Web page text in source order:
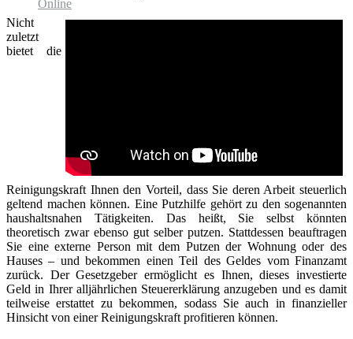
Nicht
zuletzt
bietet die
Reinigungskraft Ihnen den Vorteil, dass Sie deren Arbeit steuerlich
geltend machen können. Eine Putzhilfe gehört zu den sogenannten
haushaltsnahen Tätigkeiten. Das heißt, Sie selbst könnten
theoretisch zwar ebenso gut selber putzen. Stattdessen beauftragen
Sie eine externe Person mit dem Putzen der Wohnung oder des
Hauses – und bekommen einen Teil des Geldes vom Finanzamt
zurück. Der Gesetzgeber ermöglicht es Ihnen, dieses investierte
Geld in Ihrer alljährlichen Steuererklärung anzugeben und es damit
teilweise erstattet zu bekommen, sodass Sie auch in finanzieller
Hinsicht von einer Reinigungskraft profitieren können.